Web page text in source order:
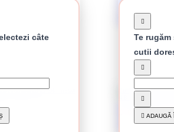
hexagonal EPDM metal
câte
Surub autoforant
4.8 x 35 mm
0.18 Lei /
Te
cutii
ADAUGĂ